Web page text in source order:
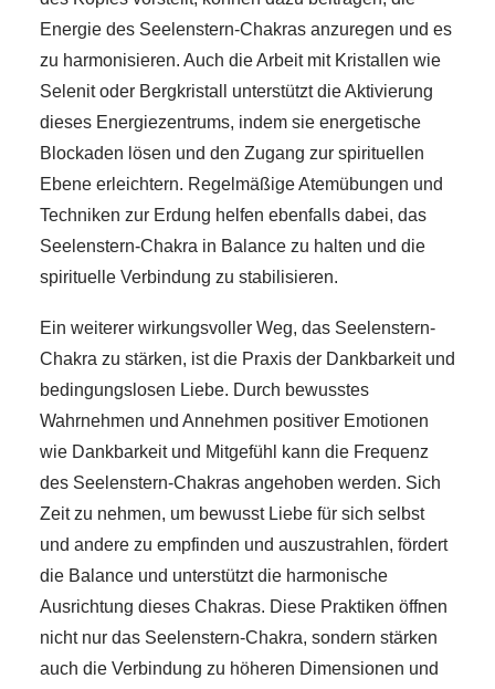
Energie des Seelenstern-Chakras anzuregen und es
zu harmonisieren. Auch die Arbeit mit Kristallen wie
Selenit oder Bergkristall unterstützt die Aktivierung
dieses Energiezentrums, indem sie energetische
Blockaden lösen und den Zugang zur spirituellen
Ebene erleichtern. Regelmäßige Atemübungen und
Techniken zur Erdung helfen ebenfalls dabei, das
Seelenstern-Chakra in Balance zu halten und die
spirituelle Verbindung zu stabilisieren.
Ein weiterer wirkungsvoller Weg, das Seelenstern-
Chakra zu stärken, ist die Praxis der Dankbarkeit und
bedingungslosen Liebe. Durch bewusstes
Wahrnehmen und Annehmen positiver Emotionen
wie Dankbarkeit und Mitgefühl kann die Frequenz
des Seelenstern-Chakras angehoben werden. Sich
Zeit zu nehmen, um bewusst Liebe für sich selbst
und andere zu empfinden und auszustrahlen, fördert
die Balance und unterstützt die harmonische
Ausrichtung dieses Chakras. Diese Praktiken öffnen
nicht nur das Seelenstern-Chakra, sondern stärken
auch die Verbindung zu höheren Dimensionen und